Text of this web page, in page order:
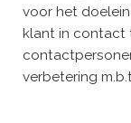
voor het
klant in contact
verbetering